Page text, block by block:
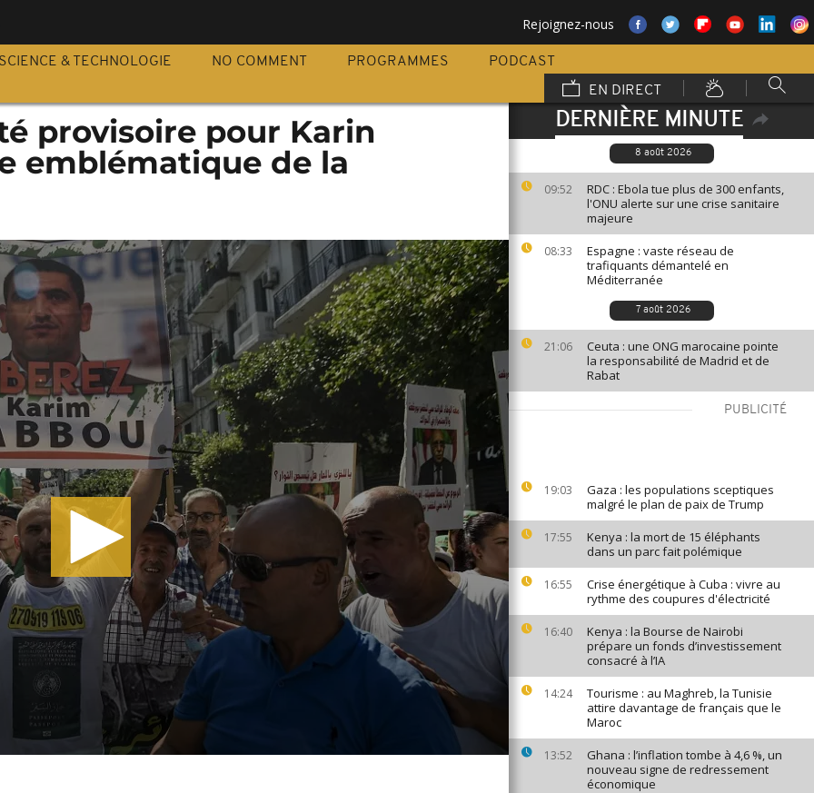
Rejoignez-nous
SCIENCE & TECHNOLOGIE NO COMMENT PROGRAMMES
PODCAST
EN DIRECT
DERNIÈRE MINUTE
8 août 2026
09:52
RDC : Ebola tue plus de 300 enfants,
l'ONU alerte sur une crise sanitaire
majeure
08:33
Espagne : vaste réseau de
trafiquants démantelé en
Méditerranée
7 août 2026
21:06
Ceuta : une ONG marocaine pointe
la responsabilité de Madrid et de
Rabat
PUBLICITÉ
19:03
Gaza : les populations sceptiques
malgré le plan de paix de Trump
17:55
Kenya : la mort de 15 éléphants
dans un parc fait polémique
16:55
Crise énergétique à Cuba : vivre au
rythme des coupures d'électricité
16:40
Kenya : la Bourse de Nairobi
prépare un fonds d’investissement
consacré à l’IA
14:24
Tourisme : au Maghreb, la Tunisie
attire davantage de français que le
Maroc
13:52
Ghana : l’inflation tombe à 4,6 %, un
nouveau signe de redressement
économique
provisoire pour Karin
emblématique de la